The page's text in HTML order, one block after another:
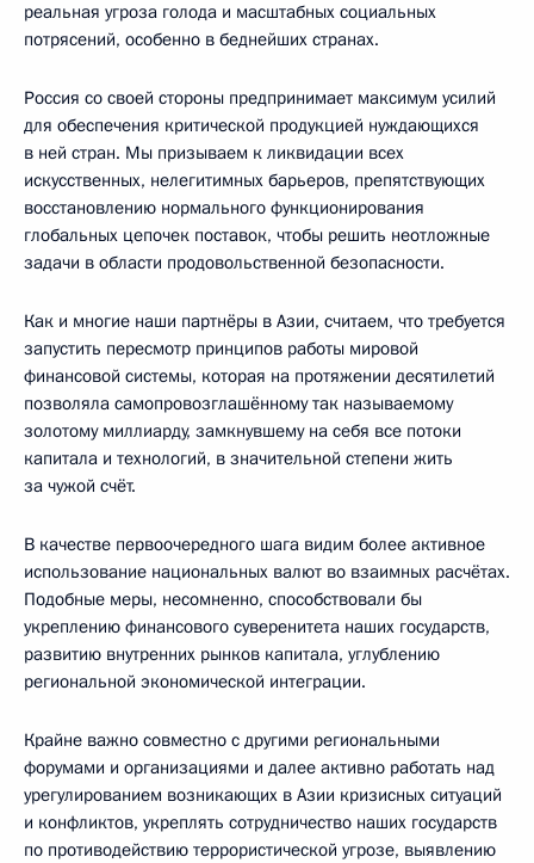
реальная угроза голода и масштабных социальных
потрясений, особенно в беднейших странах.
Россия со своей стороны предпринимает максимум усилий
для обеспечения критической продукцией нуждающихся
в ней стран. Мы призываем к ликвидации всех
искусственных, нелегитимных барьеров, препятствующих
восстановлению нормального функционирования
глобальных цепочек поставок, чтобы решить неотложные
задачи в области продовольственной безопасности.
Как и многие наши партнёры в Азии, считаем, что требуется
запустить пересмотр принципов работы мировой
финансовой системы, которая на протяжении десятилетий
позволяла самопровозглашённому так называемому
золотому миллиарду, замкнувшему на себя все потоки
капитала и технологий, в значительной степени жить
за чужой счёт.
В качестве первоочередного шага видим более активное
использование национальных валют во взаимных расчётах.
Подобные меры, несомненно, способствовали бы
укреплению финансового суверенитета наших государств,
развитию внутренних рынков капитала, углублению
региональной экономической интеграции.
Крайне важно совместно с другими региональными
форумами и организациями и далее активно работать над
урегулированием возникающих в Азии кризисных ситуаций
и конфликтов, укреплять сотрудничество наших государств
по противодействию террористической угрозе, выявлению